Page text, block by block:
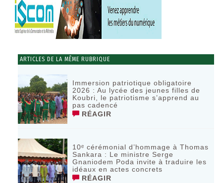
ARTICLES DE LA MÊME RUBRIQUE
Immersion patriotique obligatoire
2026 : Au lycée des jeunes filles de
Koubri, le patriotisme s’apprend au
pas cadencé
RÉAGIR
10ᵉ cérémonial d’hommage à Thomas
Sankara : Le ministre Serge
Gnaniodem Poda invite à traduire les
idéaux en actes concrets
RÉAGIR